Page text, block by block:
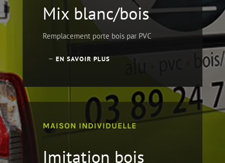
Mix blanc/bois
Remplacement porte bois par PVC
EN SAVOIR PLUS
MAISON INDIVIDUELLE
Imitation bois